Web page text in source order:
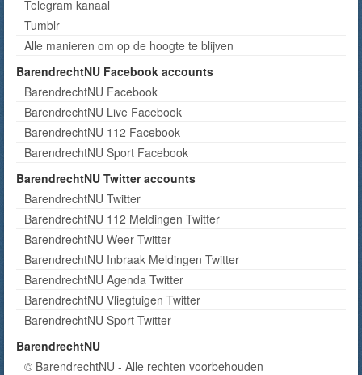
Telegram kanaal
Tumblr
Alle manieren om op de hoogte te blijven
BarendrechtNU Facebook accounts
BarendrechtNU Facebook
BarendrechtNU Live Facebook
BarendrechtNU 112 Facebook
BarendrechtNU Sport Facebook
BarendrechtNU Twitter accounts
BarendrechtNU Twitter
BarendrechtNU 112 Meldingen Twitter
BarendrechtNU Weer Twitter
BarendrechtNU Inbraak Meldingen Twitter
BarendrechtNU Agenda Twitter
BarendrechtNU Vliegtuigen Twitter
BarendrechtNU Sport Twitter
BarendrechtNU
© BarendrechtNU - Alle rechten voorbehouden